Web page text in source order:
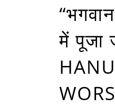
में पूजा